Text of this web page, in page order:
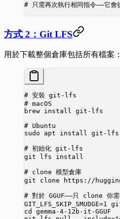
# 只需再次執行相同指令——它會
方式 2：Git LFS
用於下載整個倉庫包括所有檔案：
# 安裝 git-lfs
# macOS
brew install git-lfs
# Ubuntu
sudo apt install git-lfs
# 初始化 git-lfs
git lfs install
# clone 模型倉庫
git clone https://
# 對於 GGUF——只 clone 你需
GIT_LFS_SKIP_SMUDGE=1
cd
gemma-4-12b-it-GGUF